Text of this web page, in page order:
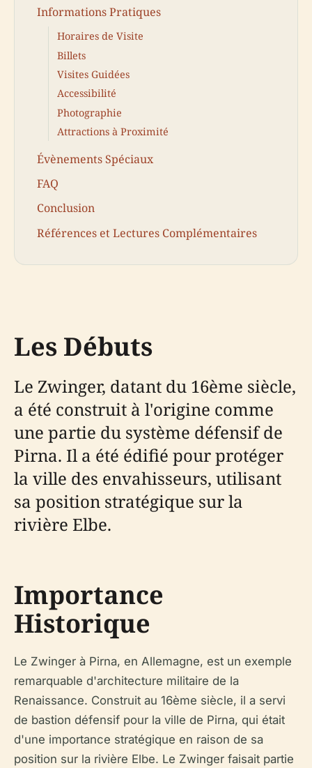
Informations Pratiques
Horaires de Visite
Billets
Visites Guidées
Accessibilité
Photographie
Attractions à Proximité
Évènements Spéciaux
FAQ
Conclusion
Références et Lectures Complémentaires
Les Débuts
Le Zwinger, datant du 16ème siècle,
a été construit à l'origine comme
une partie du système défensif de
Pirna. Il a été édifié pour protéger
la ville des envahisseurs, utilisant
sa position stratégique sur la
rivière Elbe.
Importance
Historique
Le Zwinger à Pirna, en Allemagne, est un exemple
remarquable d'architecture militaire de la
Renaissance. Construit au 16ème siècle, il a servi
de bastion défensif pour la ville de Pirna, qui était
d'une importance stratégique en raison de sa
position sur la rivière Elbe. Le Zwinger faisait partie